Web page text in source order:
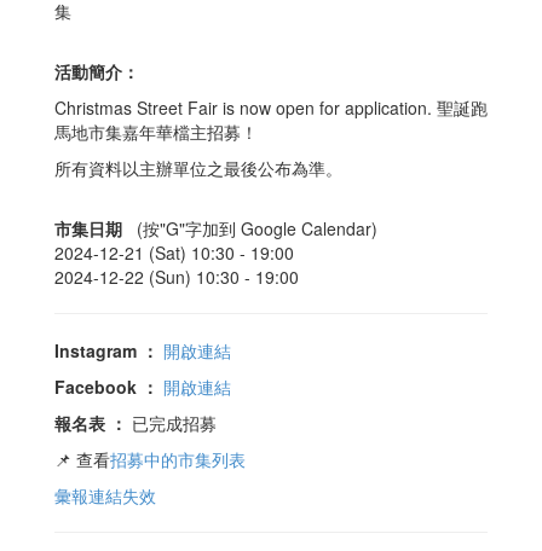
集
活動簡介：
Christmas Street Fair is now open for application. 聖誕跑
馬地市集嘉年華檔主招募！
所有資料以主辦單位之最後公布為準。
市集日期
(按"G"字加到 Google Calendar)
2024-12-21 (Sat) 10:30 - 19:00
2024-12-22 (Sun) 10:30 - 19:00
Instagram ： 開啟連結
Facebook ： 開啟連結
報名表 ： 已完成招募
📌 查看招募中的市集列表
彙報連結失效